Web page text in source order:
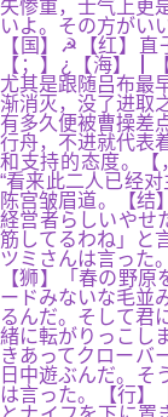
失惨重，士气上更
いよ。その方がい
【国】☭【红】直
【；】¿【海】
尤其是跟随吕布最
渐消灭，没了进取
有多久便被曹操差
行舟，不进就代表
和支持的态度。
“看来此二人已经
陈宫皱眉道。【
経営者らしいやせ
筋してるわね」と
ツミさんは言った
【狮】「春の野
ードみないな毛並
るんだ。そして君
緒に転がりっこし
きあってクローバ
日中遊ぶんだ。そ
は言った。【行】